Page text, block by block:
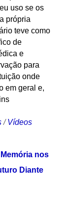
uso se os
própria
teve como
de
e
para
onde
em geral e,
/Vídeos
nos
Diante